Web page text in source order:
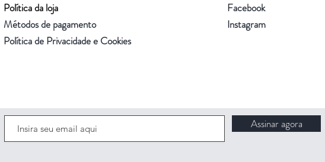
Política da loja
Métodos de pagamento
Política de Privacidade e Cookies
Facebook
Instagram
Assinar agora